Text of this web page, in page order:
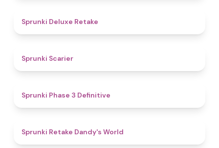
Sprunki Deluxe Retake
Sprunki Scarier
Sprunki Phase 3 Definitive
Sprunki Retake Dandy's World